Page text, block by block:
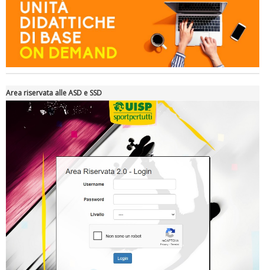
Ddl Lobby, Uisp: “Il Parlamento valorizzi le nostre specificità"
Area riservata alle ASD e SSD